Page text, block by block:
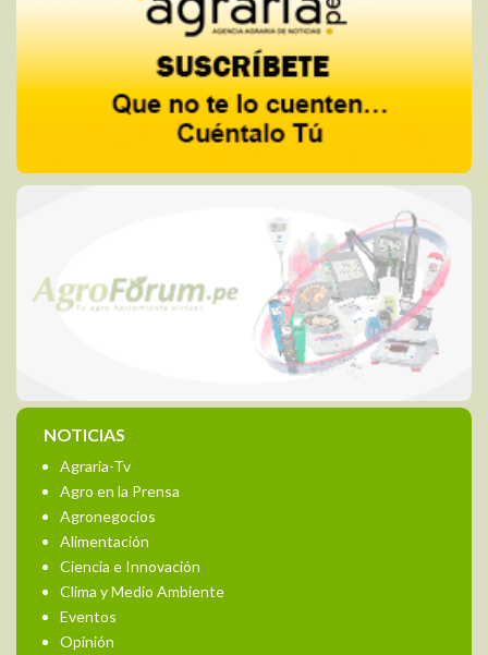
NOTICIAS
Agraria-Tv
Agro en la Prensa
Agronegocios
Alimentación
Ciencia e Innovación
Clima y Medio Ambiente
Eventos
Opinión